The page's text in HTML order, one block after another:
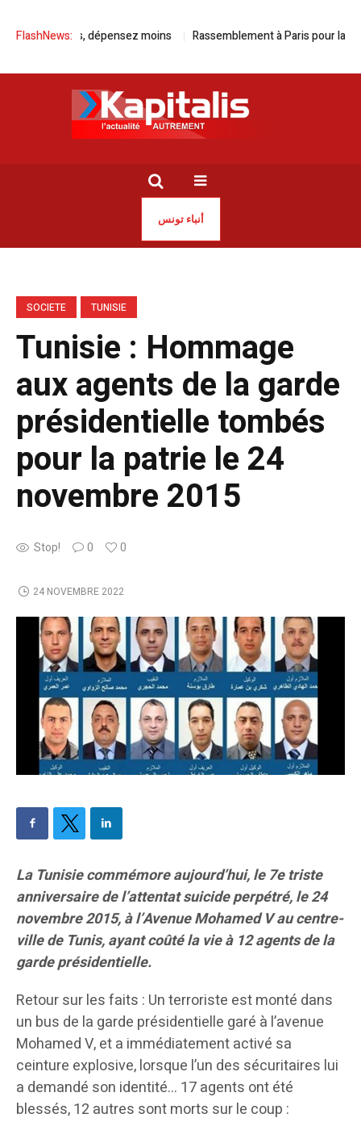
FlashNews:
plus, dépensez moins Rassemblement à Paris pour la
أنباء تونس
SOCIETE TUNISIE
Tunisie : Hommage
aux agents de la garde
présidentielle tombés
pour la patrie le 24
novembre 2015
Stop! 0 0
24 NOVEMBRE 2022
La Tunisie commémore aujourd’hui, le 7e triste
anniversaire de l’attentat suicide perpétré, le 24
novembre 2015, à l’Avenue Mohamed V au centre-
ville de Tunis, ayant coûté la vie à 12 agents de la
garde présidentielle.
Retour sur les faits : Un terroriste est monté dans
un bus de la garde présidentielle garé à l’avenue
Mohamed V, et a immédiatement activé sa
ceinture explosive, lorsque l’un des sécuritaires lui
a demandé son identité… 17 agents ont été
blessés, 12 autres sont morts sur le coup :